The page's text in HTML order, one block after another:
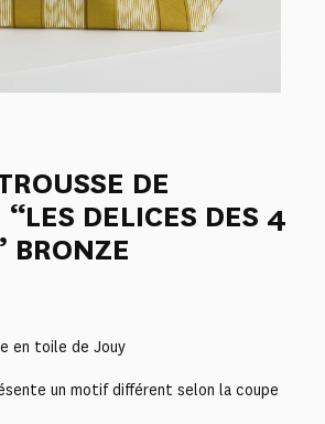
DE
DELICES DES 4
BRONZE
en toile de Jouy
un motif différent selon la coupe